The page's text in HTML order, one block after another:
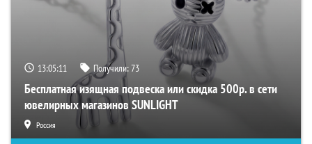
13:05:10 Получили:73
Бесплатная изящная подвеска или скидка 500р. в сети
ювелирных магазинов SUNLIGHT
Россия